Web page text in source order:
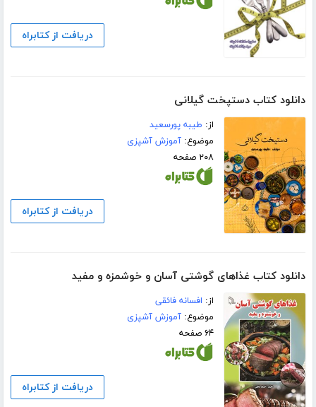
دریافت از کتابراه
دانلود کتاب دستپخت گیلانی
از: طیبه پورسعید
موضوع:آموزش آشپزی
۲۰۸ صفحه
دریافت از کتابراه
دانلود کتاب غذاهای گوشتی آسان و خوشمزه و مفید
از: افسانه فائقی
موضوع:آموزش آشپزی
۶۴ صفحه
دریافت از کتابراه